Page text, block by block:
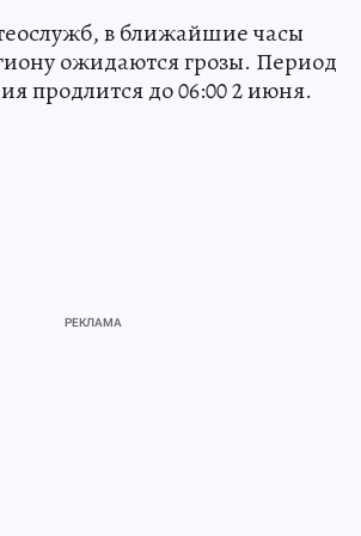
в ближайшие часы
ожидаются грозы. Период
продлится до 06:00 2 июня.